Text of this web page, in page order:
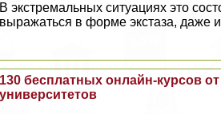
В экстремальных ситуациях это
выражаться в форме экстаза, даже
130 бесплатных онлайн-курсов
университетов